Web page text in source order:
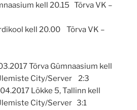
kell 20.15 Tõrva VK –
kell 20.00 Tõrva VK –
Tõrva Gümnaasium kell
City/Server 2:3
Lõkke 5, Tallinn kell
City/Server 3:1